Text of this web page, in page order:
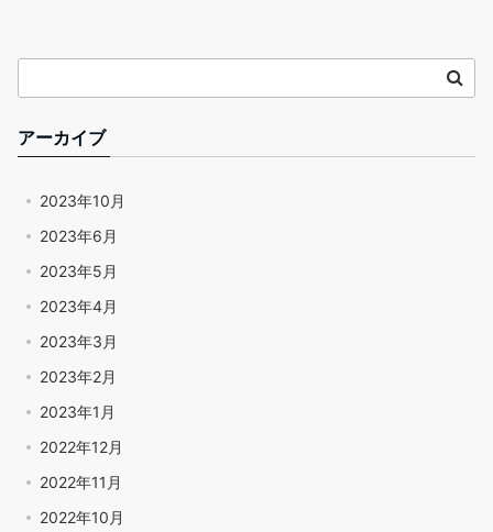
アーカイブ
2023年10月
2023年6月
2023年5月
2023年4月
2023年3月
2023年2月
2023年1月
2022年12月
2022年11月
2022年10月